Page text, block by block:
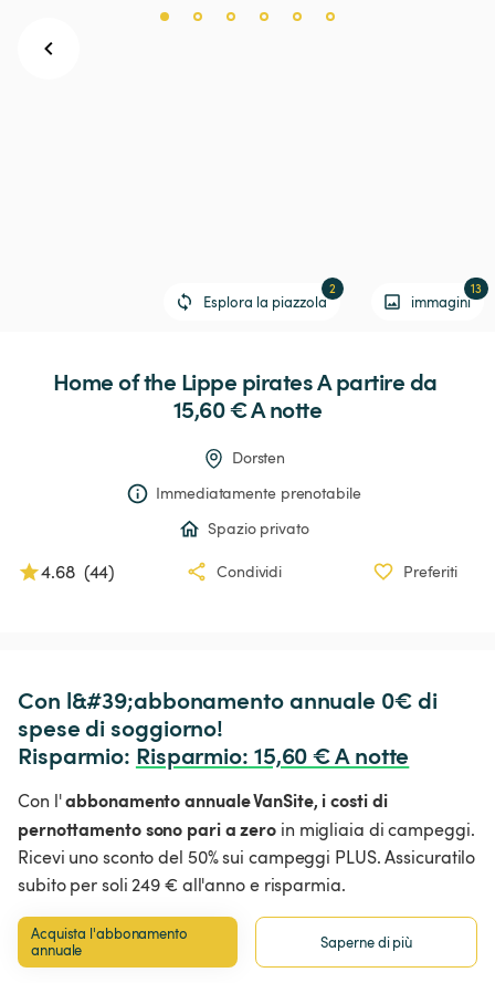
immagini
13
Esplora la piazzola
2
Homeofthe Lippe pirates A partire da
15,60 € A notte
Dorsten
Immediatamente prenotabile
Spazio privato
4.68 (44) Condividi Preferiti
Con l&#39;abbonamento annuale 0€ di
spese di soggiorno!
Risparmio: Risparmio: 15,60 € A notte
Con l'abbonamento annuale VanSite, i costi di
pernottamento sono pari a zero in migliaia di campeggi.
Ricevi uno sconto del 50% sui campeggi PLUS. Assicuratilo
subito per soli 249 € all'anno e risparmia.
Acquista l'abbonamento
annuale
Saperne di più